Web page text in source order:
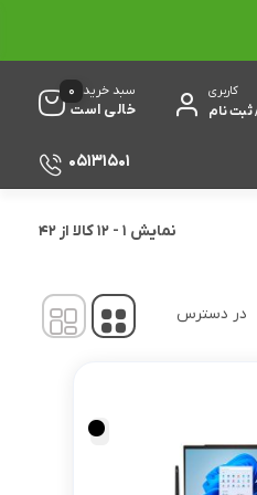
کاربری
ثبت نام
سبد خرید
خالی است
0
05131501
نمایش 1
-
12کالا از 42
در دسترس